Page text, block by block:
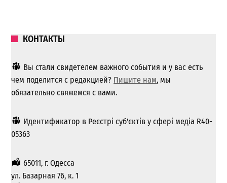
КОНТАКТЫ
Вы стали свидетелем важного события и у вас есть
чем поделится с редакцией? Пишите нам, мы
обязательно свяжемся с вами.
Идентификатор в Реєстрі суб'єктів у сфері медіа R40-
05363
65011, г. Одесса
ул. Базарная 76, к. 1